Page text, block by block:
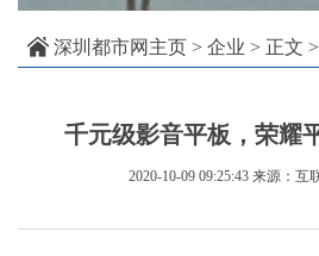
深圳都市网主页 > 企业 > 正文 >
千元级影音平板，荣耀
2020-10-09 09:25:43 来源：互